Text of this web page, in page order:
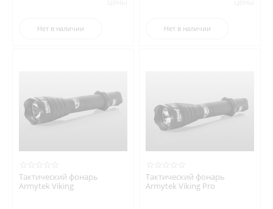
Нет в наличии Нет в наличии
Тактический фонарь
Armytek Viking
Тактический фонарь
Armytek Viking Pro